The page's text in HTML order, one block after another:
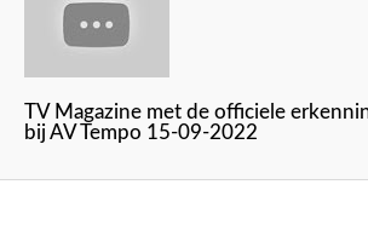
TV Magazine met de officiele
bij AV Tempo 15-09-2022